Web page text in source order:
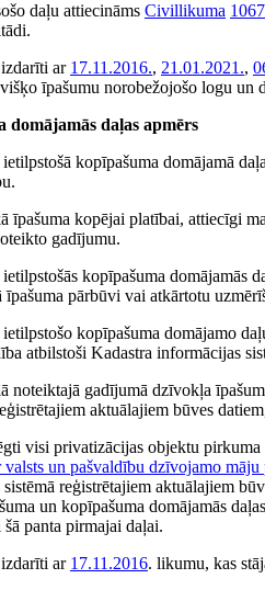
daļu attiecināms Civillikuma
ar 17.11.2016., 21.01.2021.,
īpašumu norobežojošo logu un
domājamās daļas apmērs
kopīpašuma domājamā
īpašuma kopējai platībai, attiecīgi
gadījumu.
kopīpašuma domājamās
īpašuma pārbūvi vai atkārtotu
kopīpašuma domājamo
atbilstoši Kadastra informācijas
noteiktajā gadījumā dzīvokļa
aktuālajiem būves
visi privatizācijas objektu
valsts un pašvaldību dzīvojamo
reģistrētajiem aktuālajiem
un kopīpašuma domājamās
panta pirmajai daļai.
ar 17.11.2016. likumu, kas